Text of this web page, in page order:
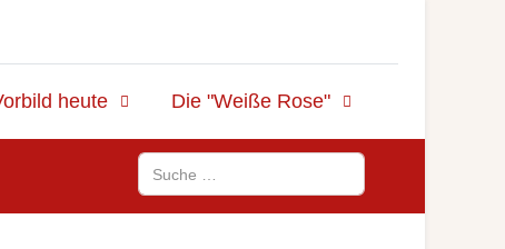
heute Die "Weiße Rose"
Suchen